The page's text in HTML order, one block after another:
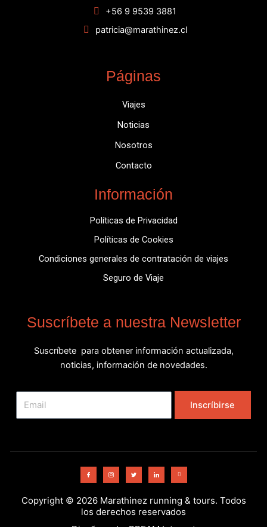
+56 9 9539 3881
patricia@marathinez.cl
Páginas
Viajes
Noticias
Nosotros
Contacto
Información
Políticas de Privacidad
Políticas de Cookies
Condiciones generales de contratación de viajes
Seguro de Viaje
Suscríbete a nuestra Newsletter
Suscríbete para obtener información actualizada,
noticias, información de novedades.
Inscríbirse
Copyright © 2026 Marathinez running & tours. Todos
los derechos reservados
I
c
o
n
a
e
b
I
c
o
n
n
s
t
a
I
c
o
n
w
t
t
I
c
o
n
k
e
Y
o
t
e